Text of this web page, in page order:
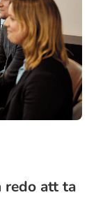
redo att ta